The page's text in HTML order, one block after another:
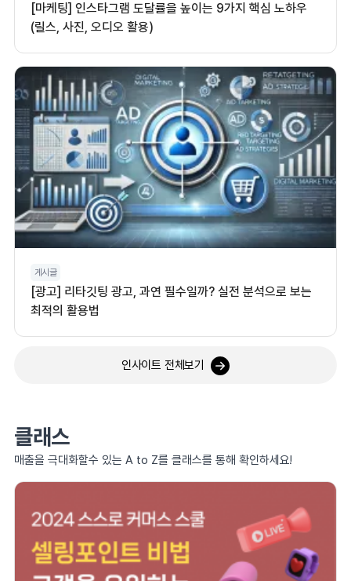
[마케팅] 인스타그램 도달률을 높이는 9가지 핵심 노하우
(릴스, 사진, 오디오 활용)
게시글
[광고] 리타깃팅 광고, 과연 필수일까? 실전 분석으로 보는
최적의 활용법
인사이트 전체보기
클래스
매출을 극대화할수 있는 A to Z를 클래스를 통해 확인하세요!